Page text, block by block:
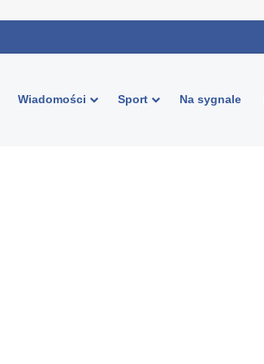
Wiadomości Sport Na sygnale